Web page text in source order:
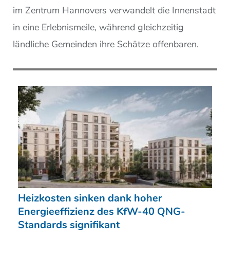
im Zentrum Hannovers verwandelt die Innenstadt
in eine Erlebnismeile, während gleichzeitig
ländliche Gemeinden ihre Schätze offenbaren.
Heizkosten sinken dank hoher
Energieeffizienz des KfW-40 QNG-
Standards signifikant